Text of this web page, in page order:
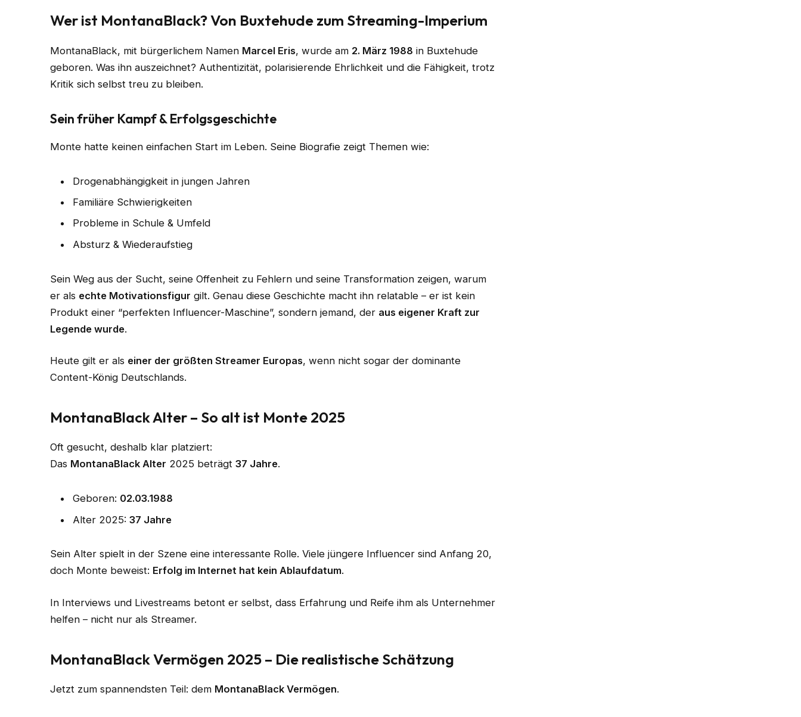
Wer ist MontanaBlack? Von Buxtehude zum Streaming-Imperium
MontanaBlack, mit bürgerlichem Namen Marcel Eris, wurde am 2. März 1988 in Buxtehude
geboren. Was ihn auszeichnet? Authentizität, polarisierende Ehrlichkeit und die Fähigkeit, trotz
Kritik sich selbst treu zu bleiben.
Sein früher Kampf & Erfolgsgeschichte
Monte hatte keinen einfachen Start im Leben. Seine Biografie zeigt Themen wie:
Drogenabhängigkeit in jungen Jahren
Familiäre Schwierigkeiten
Probleme in Schule & Umfeld
Absturz & Wiederaufstieg
Sein Weg aus der Sucht, seine Offenheit zu Fehlern und seine Transformation zeigen, warum
er als echte Motivationsfigur gilt. Genau diese Geschichte macht ihn relatable – er ist kein
Produkt einer “perfekten Influencer-Maschine”, sondern jemand, der aus eigener Kraft zur
Legende wurde.
Heute gilt er als einer der größten Streamer Europas, wenn nicht sogar der dominante
Content-König Deutschlands.
MontanaBlack Alter – So alt ist Monte 2025
Oft gesucht, deshalb klar platziert:
Das MontanaBlack Alter 2025 beträgt37 Jahre.
Geboren: 02.03.1988
Alter 2025:37 Jahre
Sein Alter spielt in der Szene eine interessante Rolle. Viele jüngere Influencer sind Anfang 20,
doch Monte beweist: Erfolg im Internet hat kein Ablaufdatum.
In Interviews und Livestreams betont er selbst, dass Erfahrung und Reife ihm als Unternehmer
helfen – nicht nur als Streamer.
MontanaBlack Vermögen 2025 – Die realistische Schätzung
Jetzt zum spannendsten Teil: dem MontanaBlack Vermögen.